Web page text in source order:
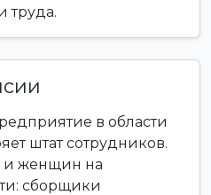
труда.
в области
штат сотрудников.
и женщин на
сборщики